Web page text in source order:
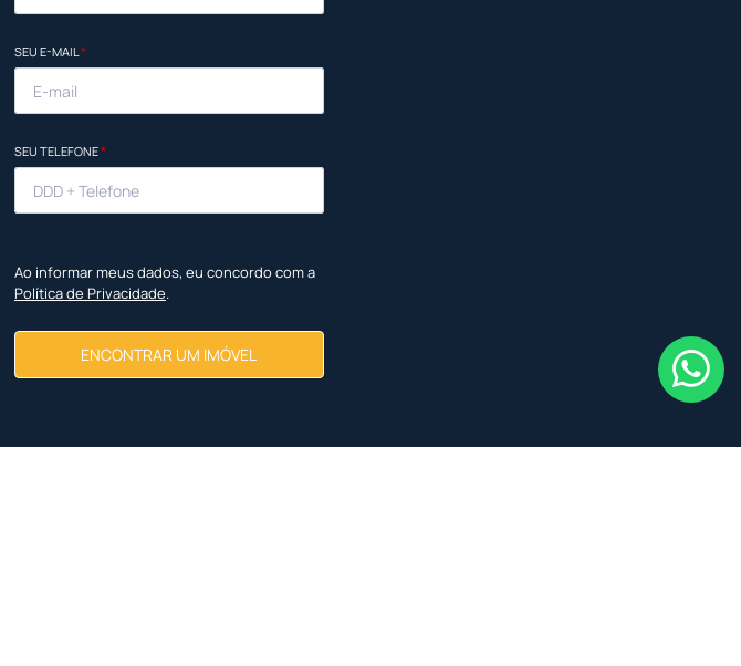
SEU E-MAIL*
SEU TELEFONE*
Ao informar meus dados, eu concordo com a
Política de Privacidade.
ENCONTRAR UM IMÓVEL